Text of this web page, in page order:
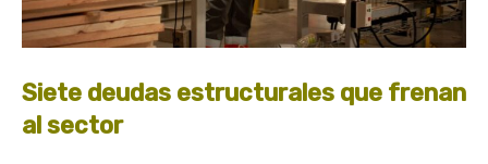
Siete deudas estructurales que frenan
al sector